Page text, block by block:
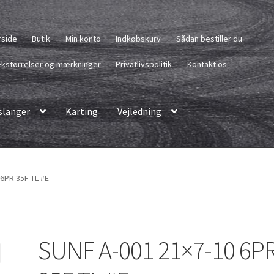
Butik Min konto Indkøbskurv Sådan bestiller du
og mærkninger Privatlivspolitik Kontakt os
Karting
Vejledning
35F TL #E
SUNF A-001 21×7-10